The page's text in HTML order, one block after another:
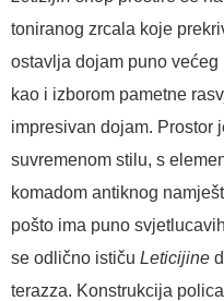
toniranog zrcala koje
ostavlja dojam puno većeg
kao i izborom pametne
impresivan dojam. Prostor
suvremenom stilu, s
komadom antiknog
pošto ima puno
se odlično ističu Leticijine
terazza. Konstrukcija